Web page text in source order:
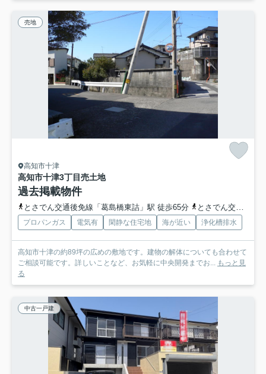
売地
高知市十津
高知市十津3丁目売土地
過去掲載物件
とさでん交通後免線「葛島橋東詰」駅 徒歩65分 とさでん交通「十津」バス停下車 徒歩3分
プロパンガス 電気有 閑静な住宅地 海が近い 浄化槽排水
高知市十津の約89坪の広めの敷地です。建物の解体についても合わせて
ご相談可能です。詳しいことなど、お気軽に中央開発までお...
もっと見
る
中古一戸建